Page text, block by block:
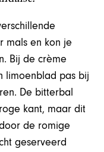
mals en kon je
Bij de crème
limoenblad pas bij
De bitterbal
kant, maar dit
de romige
geserveerd